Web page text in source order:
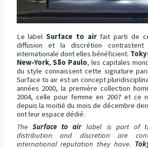
Le label Surface to airfait parti de
diffusion et la discrétion contrastent
internationale dont elles bénéficient.
New-York,São Paulo, les capitales
du style connaissent cette signature
Surface to air est un concept
années 2000, la première collection
2004, celle pour femme en 2007 et ce
depuis la moitié du mois de décembre
ont leur espace dédié.
The Surface to air label is part of
distribution and discretion are
international reputation they have.